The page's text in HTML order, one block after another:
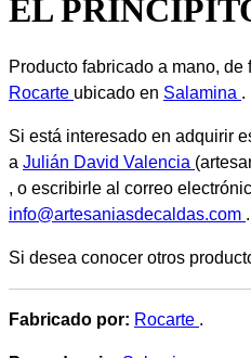
EL
Producto fabricado a mano,
Rocarte ubicado en Salamina .
Si está interesado en adquirir
a Julián David Valencia
, o escribirle al correo
info@artesaniasdecaldas.com .
Si desea conocer otros
Fabricado por: Rocarte .